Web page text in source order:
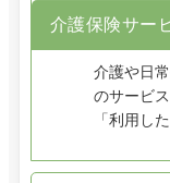
介護保険サー
介護や日
のサービ
「利用し